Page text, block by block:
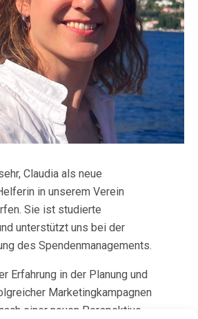
Claudia als neue
in unserem Verein
Sie ist studierte
unterstützt uns bei der
des Spendenmanagements.
Erfahrung in der Planung und
Marketingkampagnen
einer neuen Perspektive.